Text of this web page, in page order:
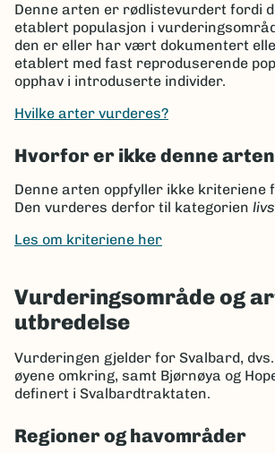
Denne arten er rødlistevurdert fordi
etablert populasjon i
den er eller har vært dokumentert
etablert med fast reproduserende
opphav i introduserte individer.
Hvilke arter vurderes?
Hvorfor er ikke denne
Denne arten oppfyller ikke kriteriene
Den vurderes derfor til kategorien
Les om kriteriene her
Vurderingsområde og
utbredelse
Vurderingen gjelder for Svalbard,
øyene omkring, samt Bjørnøya og
definert i Svalbardtraktaten.
Regioner og havområder